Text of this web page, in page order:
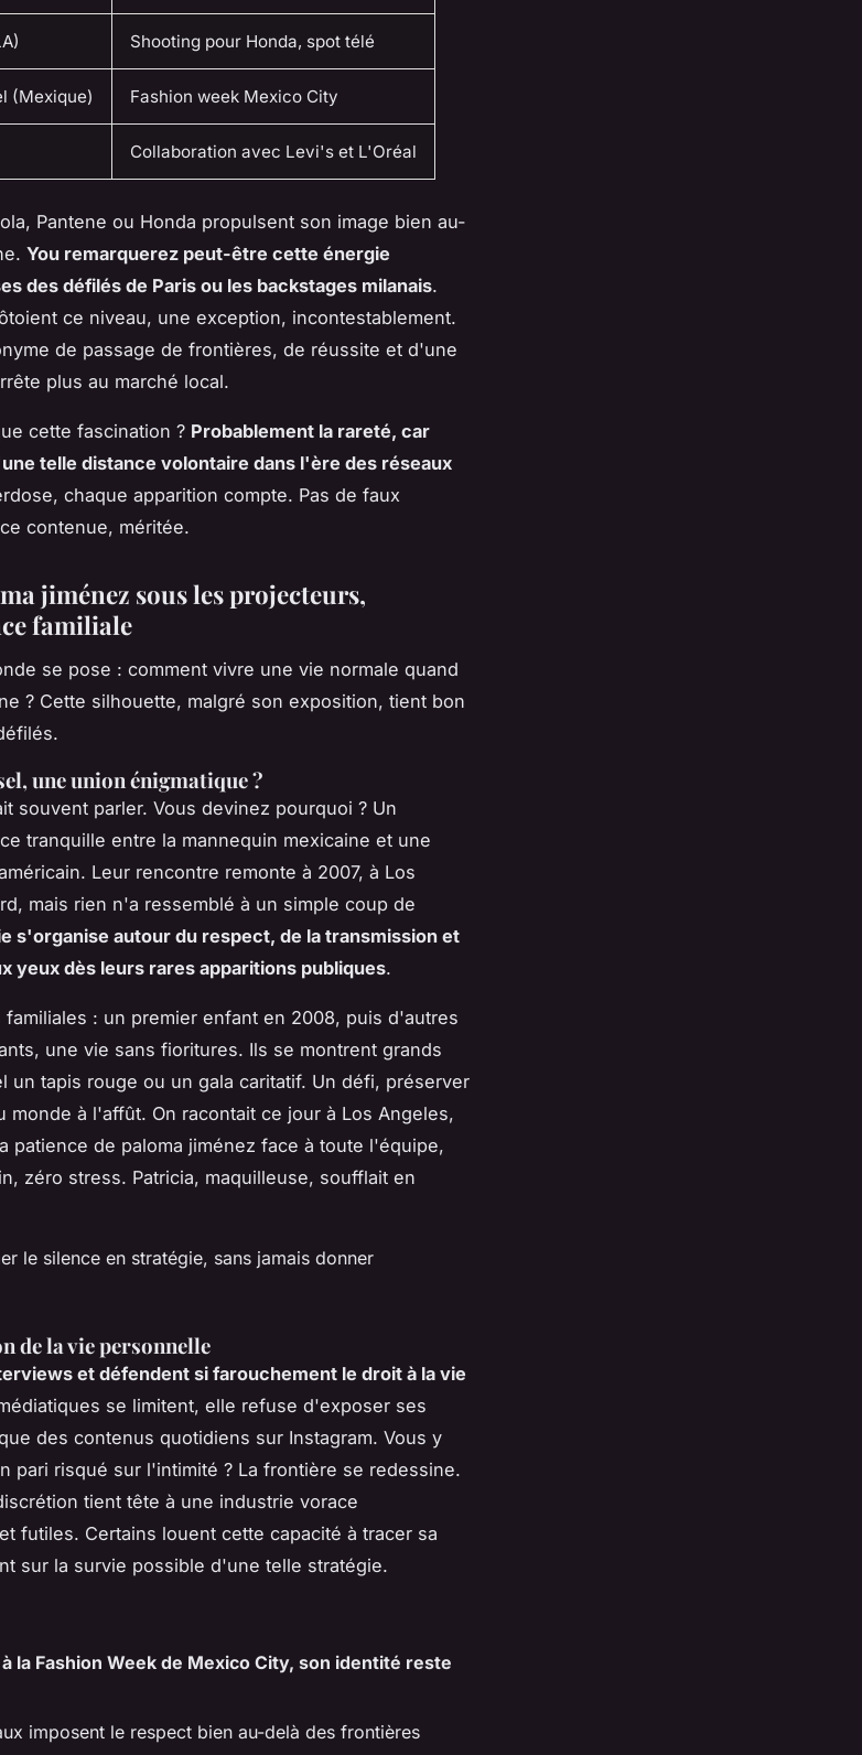
Shooting pour Honda, spot télé
(Mexique) Fashion week Mexico City
Collaboration avec Levi's et L'Oréal
Pantene ou Honda propulsent son image bien au-
You remarquerez peut-être cette énergie
des défilés de Paris ou les backstages milanais.
ce niveau, une exception, incontestablement.
de passage de frontières, de réussite et d'une
plus au marché local.
cette fascination ? Probablement la rareté, car
telle distance volontaire dans l'ère des réseaux
chaque apparition compte. Pas de faux
contenue, méritée.
jiménez sous les projecteurs,
familiale
se pose : comment vivre une vie normale quand
? Cette silhouette, malgré son exposition, tient bon
une union énigmatique ?
souvent parler. Vous devinez pourquoi ? Un
tranquille entre la mannequin mexicaine et une
Leur rencontre remonte à 2007, à Los
mais rien n'a ressemblé à un simple coup de
s'organise autour du respect, de la transmission et
yeux dès leurs rares apparitions publiques.
: un premier enfant en 2008, puis d'autres
une vie sans fioritures. Ils se montrent grands
un tapis rouge ou un gala caritatif. Un défi, préserver
à l'affût. On racontait ce jour à Los Angeles,
patience de paloma jiménez face à toute l'équipe,
zéro stress. Patricia, maquilleuse, soufflait en
le silence en stratégie, sans jamais donner
de la vie personnelle
et défendent si farouchement le droit à la vie
se limitent, elle refuse d'exposer ses
des contenus quotidiens sur Instagram. Vous y
pari risqué sur l'intimité ? La frontière se redessine.
tient tête à une industrie vorace
futiles. Certains louent cette capacité à tracer sa
sur la survie possible d'une telle stratégie.
la Fashion Week de Mexico City, son identité reste
imposent le respect bien au-delà des frontières